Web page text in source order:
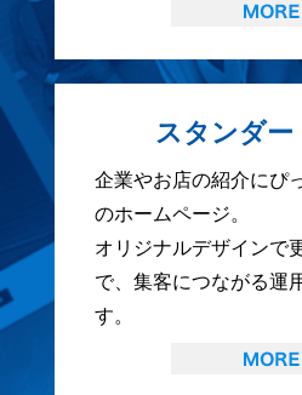
スタンダー
企業やお店の紹介にぴ
のホームページ。
オリジナルデザインで
で、集客につながる運
す。